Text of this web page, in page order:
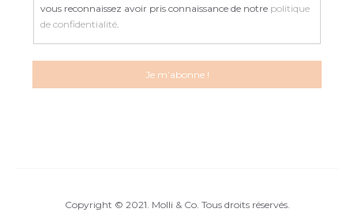
vous reconnaissez avoir pris connaissance de notre politique
de confidentialité.
Copyright © 2021. Molli & Co. Tous droits réservés.